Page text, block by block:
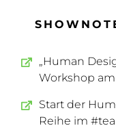
„Human
Workshop
Start der
Reihe im